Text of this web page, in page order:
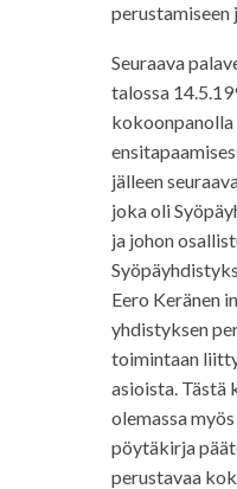
Seuraava
talossa
kokoonpanolla
jälleen
joka oli
ja johon
Eero Keränen
yhdistyksen
toimintaan
asioista. Tästä
olemassa
pöytäkirja
perustavaa